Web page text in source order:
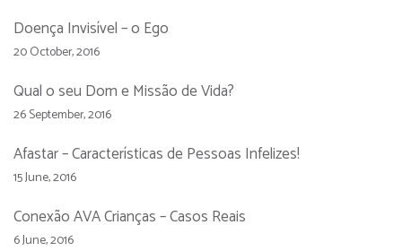
Doença Invisível – o Ego
20 October, 2016
Qual o seu Dom e Missão de Vida?
26 September, 2016
Afastar – Características de Pessoas Infelizes!
15 June, 2016
Conexão AVA Crianças – Casos Reais
6 June, 2016